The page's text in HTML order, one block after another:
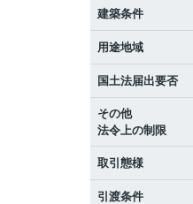
建築条件
用途地域
国土法届出要否
その他
法令上の制限
取引態様
引渡条件